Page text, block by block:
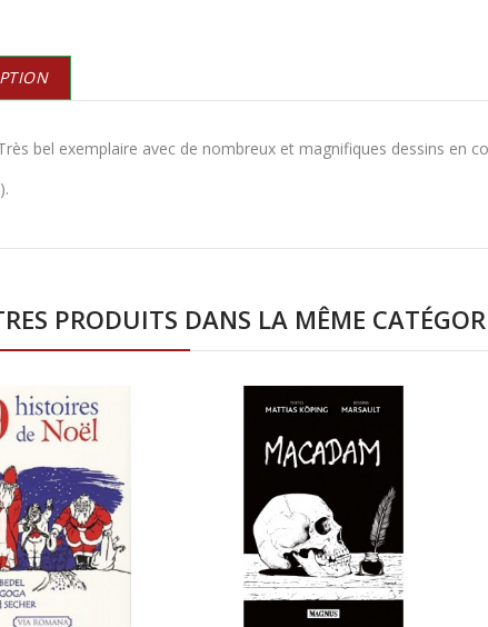
bel exemplaire avec de nombreux et magnifiques dessins en
PRODUITS DANS LA MÊME